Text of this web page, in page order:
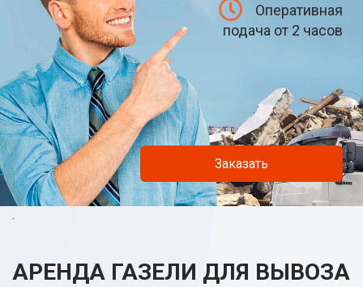
Оперативная
подача от 2 часов
Заказать
.
АРЕНДА ГАЗЕЛИ ДЛЯ ВЫВОЗА